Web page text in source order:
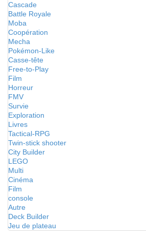
Cascade
Battle Royale
Moba
Coopération
Mecha
Pokémon-Like
Casse-tête
Free-to-Play
Film
Horreur
FMV
Survie
Exploration
Livres
Tactical-RPG
Twin-stick shooter
City Builder
LEGO
Multi
Cinéma
Film
console
Autre
Deck Builder
Jeu de plateau